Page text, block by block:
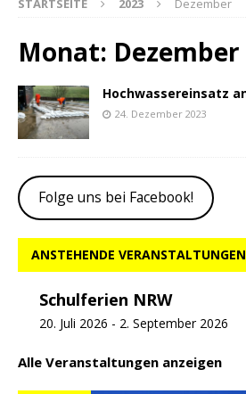
Monat: Dezember
Hochwassereinsatz
24. Dezember 2023
Folge uns bei Facebook!
ANSTEHENDE VERANSTALTUNGEN
Schulferien NRW
20. Juli 2026 - 2. September 2026
Alle Veranstaltungen anzeigen